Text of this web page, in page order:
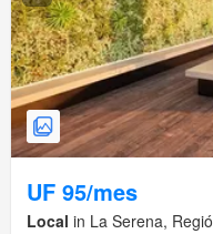
UF 95/mes
Local in La Serena,